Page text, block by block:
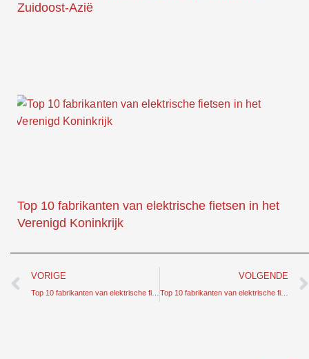
Zuidoost-Azië
Top 10 fabrikanten van elektrische fietsen in het
Verenigd Koninkrijk
Prev
VORIGE VOLGENDE